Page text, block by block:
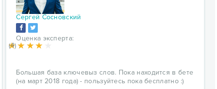
Сергей Сосновский
Оценка эксперта:
(4)
Большая база ключевыз слов. Пока находится в бете
(на март 2018 года) - пользуйтесь пока бесплатно :)